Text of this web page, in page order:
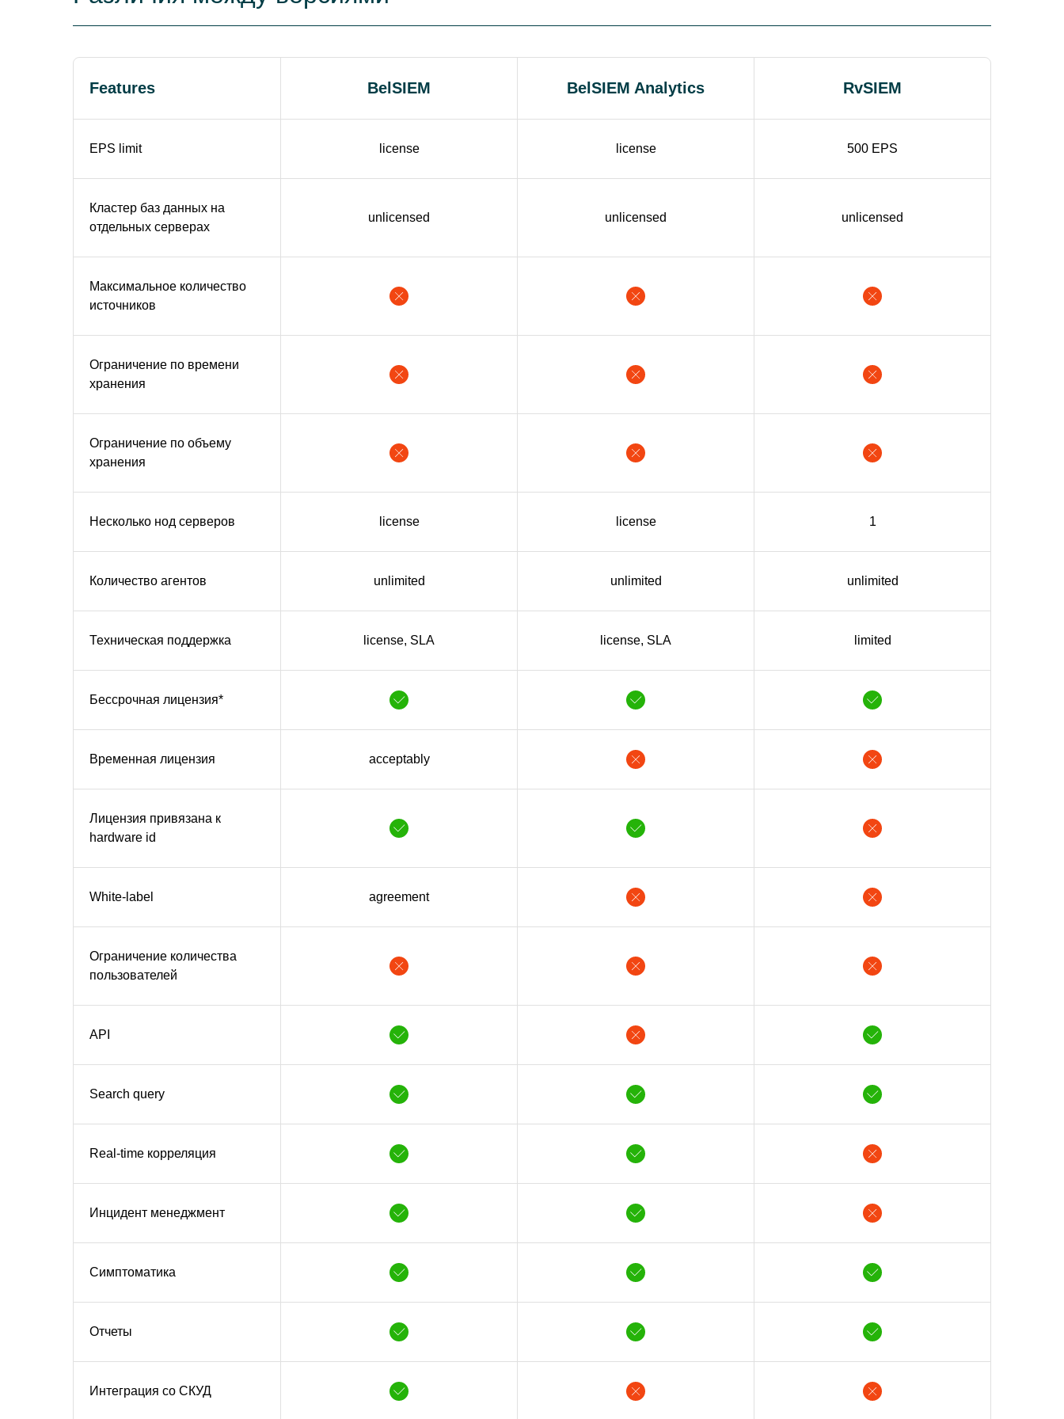
Features BelSIEM BelSIEM Analytics RvSIEM
EPS limit license license 500 EPS
Кластер баз данных на
отдельных серверах
unlicensed unlicensed unlicensed
Максимальное количество
источников
Ограничение по времени
хранения
Ограничение по объему
хранения
Несколько нод серверов license license 1
Количество агентов unlimited unlimited unlimited
Техническая поддержка license, SLA license, SLA limited
Бессрочная лицензия*
Временная лицензия acceptably
Лицензия привязана к
hardware id
White-label agreement
Ограничение количества
пользователей
API
Search query
Real-time корреляция
Инцидент менеджмент
Симптоматика
Отчеты
Интеграция со СКУД